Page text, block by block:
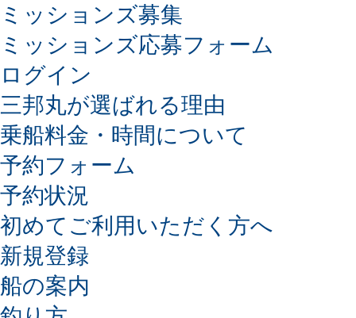
ミッションズ募集
ミッションズ応募フォーム
ログイン
三邦丸が選ばれる理由
乗船料金・時間について
予約フォーム
予約状況
初めてご利用いただく方へ
新規登録
船の案内